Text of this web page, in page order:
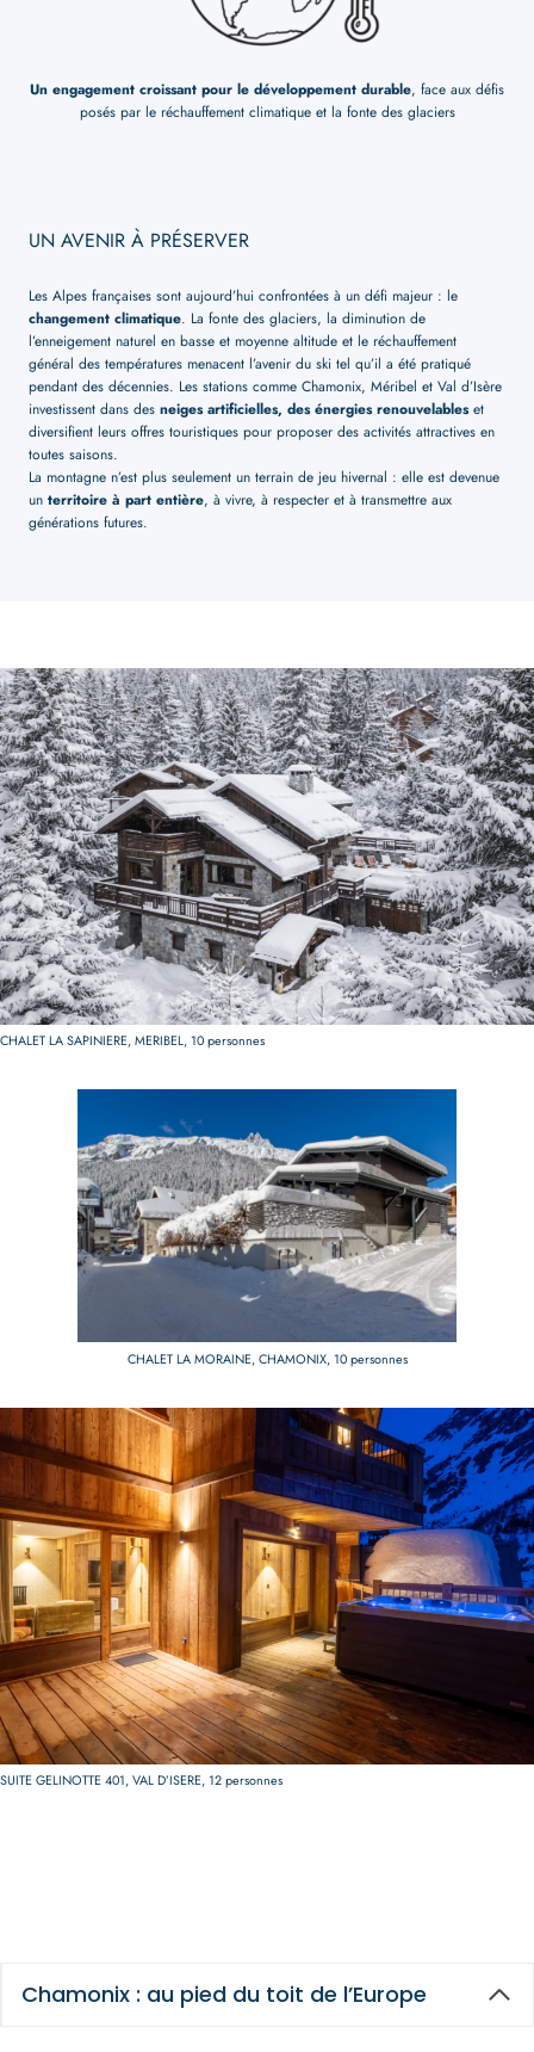
Un engagement croissant pour le développement durable, face aux défis
posés par le réchauffement climatique et la fonte des glaciers
UN AVENIR À PRÉSERVER
Les Alpes françaises sont aujourd’hui confrontées à un défi majeur : le
changement climatique. La fonte des glaciers, la diminution de
l’enneigement naturel en basse et moyenne altitude et le réchauffement
général des températures menacent l’avenir du ski tel qu’il a été pratiqué
pendant des décennies. Les stations comme Chamonix, Méribel et Val d’Isère
investissent dans des neiges artificielles, des énergies renouvelableset
diversifient leurs offres touristiques pour proposer des activités attractives en
toutes saisons.
La montagne n’est plus seulement un terrain de jeu hivernal : elle est devenue
un territoire à part entière, à vivre, à respecter et à transmettre aux
générations futures.
CHALET LA SAPINIERE, MERIBEL, 10 personnes
CHALET LA MORAINE, CHAMONIX, 10 personnes
SUITE GELINOTTE 401, VAL D’ISERE, 12 personnes
Chamonix : au pied du toit de l’Europe